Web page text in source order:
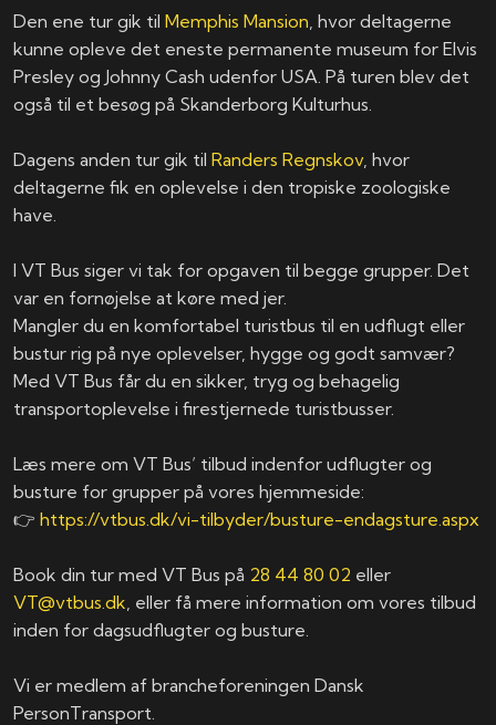
Den ene tur gik tilMemphis Mansion , hvor deltagerne
kunne opleve det eneste permanente museum for Elvis
Presley og Johnny Cash udenfor USA. På turen blev det
også til et besøg på Skanderborg Kulturhus.
Dagens anden tur gik tilRanders Regnskov, hvor
deltagerne fik en oplevelse i den tropiske zoologiske
have.
I VT Bus siger vi tak for opgaven til begge grupper. Det
var en fornøjelse at køre med jer.
Mangler du en komfortabel turistbus til en udflugt eller
bustur rig på nye oplevelser, hygge og godt samvær?
Med VT Bus får du en sikker, tryg og behagelig
transportoplevelse i firestjernede turistbusser.
Læs mere om VT Bus’ tilbud indenfor udflugter og
busture for grupper på vores hjemmeside:
👉https://vtbus.dk/vi-tilbyder/busture-endagsture.aspx
Book din tur med VT Bus på 28 44 80 02 eller
VT@vtbus.dk , eller få mere information om vores tilbud
inden for dagsudflugter og busture.
Vi er medlem af brancheforeningen Dansk
PersonTransport.